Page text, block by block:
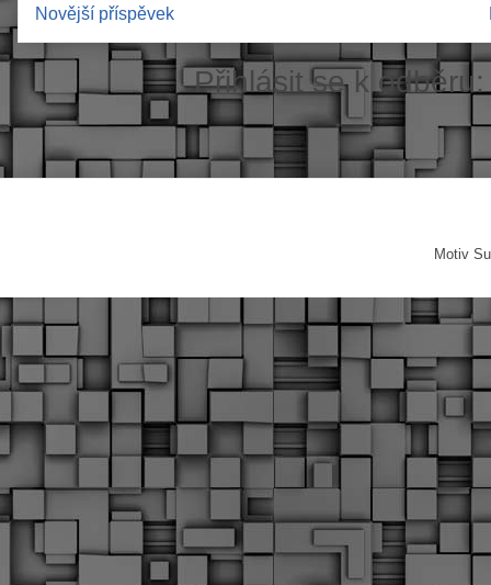
Novější příspěvek
Přihlásit se k
Motiv